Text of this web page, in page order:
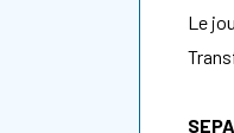
Le